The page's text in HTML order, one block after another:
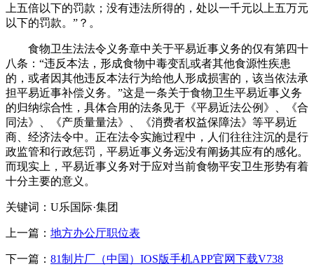
上五倍以下的罚款；没有违法所得的，处以一千元以上五万元
以下的罚款。”？。
食物卫生法法令义务章中关于平易近事义务的仅有第四十
八条：“违反本法，形成食物中毒变乱或者其他食源性疾患
的，或者因其他违反本法行为给他人形成损害的，该当依法承
担平易近事补偿义务。”这是一条关于食物卫生平易近事义务
的归纳综合性，具体合用的法条见于《平易近法公例》、《合
同法》、《产质量量法》、《消费者权益保障法》等平易近
商、经济法令中。正在法令实施过程中，人们往往注沉的是行
政监管和行政惩罚，平易近事义务远没有阐扬其应有的感化。
而现实上，平易近事义务对于应对当前食物平安卫生形势有着
十分主要的意义。
关键词：U乐国际·集团
上一篇： 地方办公厅职位表
下一篇： 81制片厂（中国）IOS版手机APP官网下载V738